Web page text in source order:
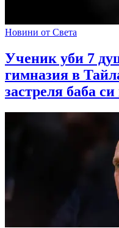
Новини от Света
Ученик уби 7
гимназия в
застреля баба